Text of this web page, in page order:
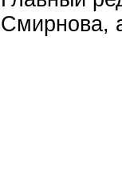
Смирнова,